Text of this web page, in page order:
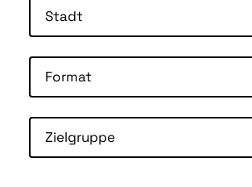
Stadt
Format
Zielgruppe